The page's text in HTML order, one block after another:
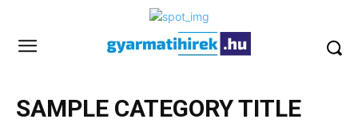
SAMPLE CATEGORY TITLE